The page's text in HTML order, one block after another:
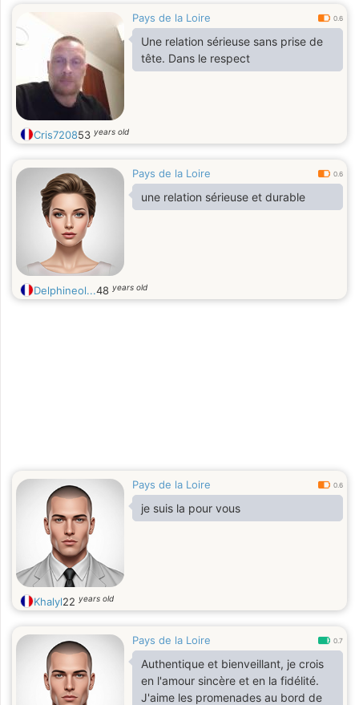
Pays de la Loire 0.6
Une relation sérieuse sans prise de
tête. Dans le respect
Cris720853 years old
Pays de la Loire 0.6
une relation sérieuse et durable
Delphineol...48 years old
Pays de la Loire 0.6
je suis la pour vous
Khalyl22 years old
Pays de la Loire 0.7
Authentique et bienveillant, je crois
en l'amour sincère et en la fidélité.
J'aime les promenades au bord de